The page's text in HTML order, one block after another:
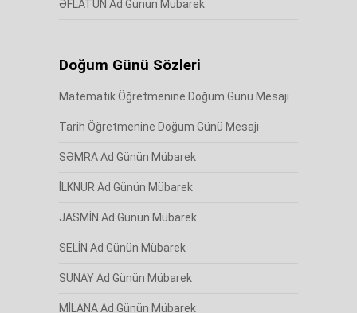
ƏFLATUN Ad Günün Mübarek
Doğum Günü Sözleri
Matematik Öğretmenine Doğum Günü Mesajı
Tarih Öğretmenine Doğum Günü Mesajı
SƏMRA Ad Günün Mübarek
İLKNUR Ad Günün Mübarek
JASMİN Ad Günün Mübarek
SELİN Ad Günün Mübarek
SUNAY Ad Günün Mübarek
MİLANA Ad Günün Mübarek